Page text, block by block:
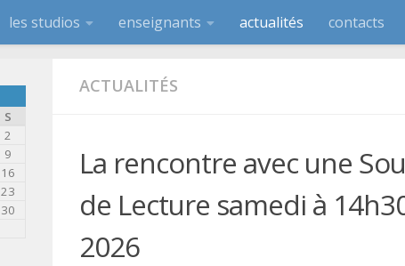
les studios enseignants actualités contacts
ACTUALITÉS
La rencontre avec une
de Lecture samedi à
2026
S
2
9
16
23
30